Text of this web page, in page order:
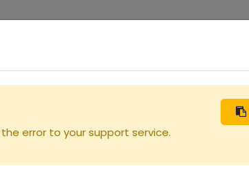
error to your support service.